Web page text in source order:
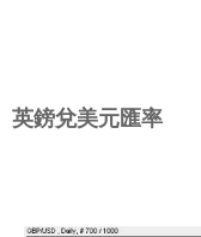
英鎊兌美元匯率